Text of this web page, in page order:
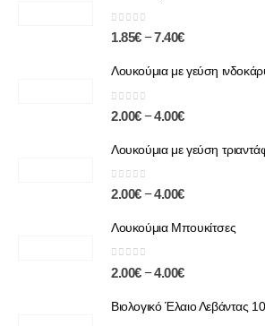
0 out of 5
1.85€ – 7.40€
Λουκούμια με γεύση
0out of 5
2.00€ – 4.00€
Λουκούμια με γεύση
0out of 5
2.00€ – 4.00€
Λουκούμια Μπουκίτσες
0out of 5
2.00€ – 4.00€